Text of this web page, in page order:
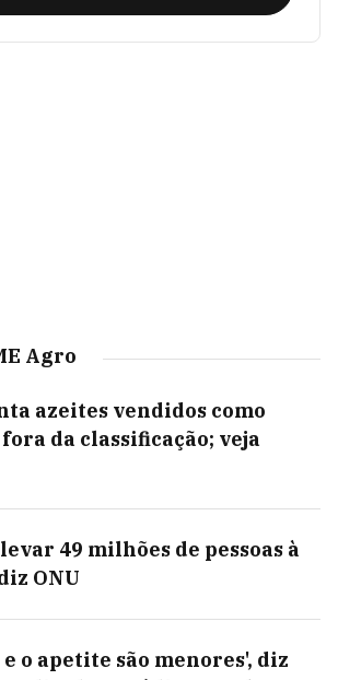
Agro
azeites vendidos como
da classificação; veja
49 milhões de pessoas à
ONU
o apetite são menores', diz